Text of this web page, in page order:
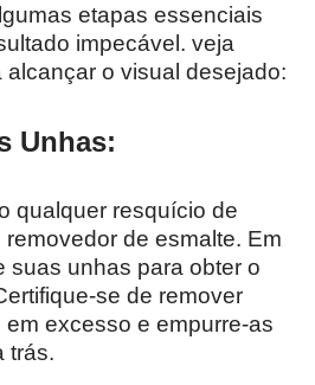
etapas essenciais
impecável. veja
o visual desejado:
Unhas:
qualquer resquício de
de esmalte. Em
suas unhas para obter o
se de remover
excesso e empurre-as
trás.